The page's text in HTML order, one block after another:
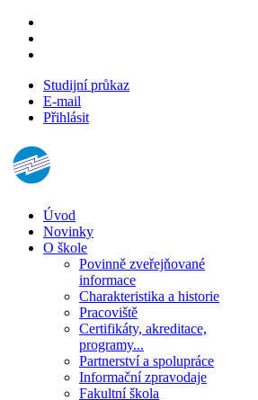
Studijní průkaz
E-mail
Přihlásit
Úvod
Novinky
O škole
Povinně zveřejňované
informace
Charakteristika a historie
Pracoviště
Certifikáty, akreditace,
programy...
Partnerství a spolupráce
Informační zpravodaje
Fakultní škola